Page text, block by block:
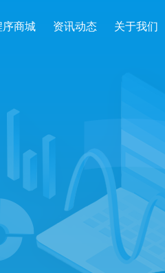
序商城 资讯动态 关于我们